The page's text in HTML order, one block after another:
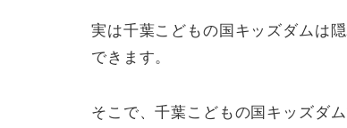
実は千葉こどもの国キッズダムは
できます。
そこで、千葉こどもの国キッズダ